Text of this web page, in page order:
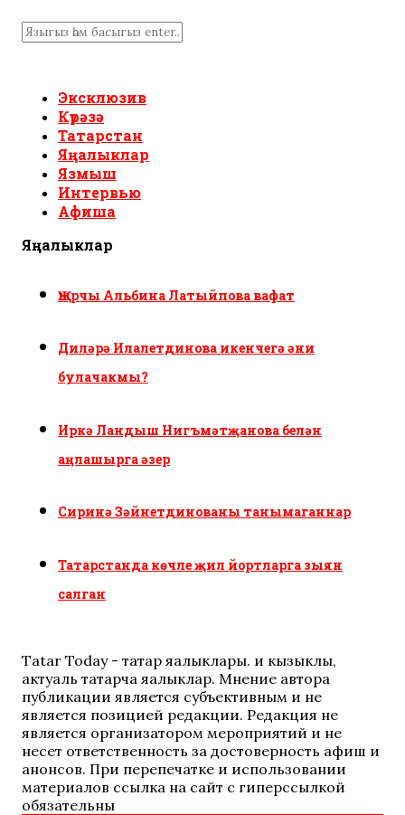
Эксклюзив
Күрәзә
Татарстан
Яңалыклар
Язмыш
Интервью
Афиша
Яңалыклар
Җырчы Альбина Латыйпова вафат
Диләрә Илалетдинова икенчегә әни
булачакмы?
Иркә Ландыш Нигъмәтҗанова белән
аңлашырга әзер
Сиринә Зәйнетдинованы танымаганнар
Татарстанда көчле җил йортларга зыян
салган
Tatar Today - татар яңалыклары. иң кызыклы,
актуаль татарча яңалыклар. Мнение автора
публикации является субъективным и не
является позицией редакции. Редакция не
является организатором мероприятий и не
несет ответственность за достоверность афиш и
анонсов. При перепечатке и использовании
материалов ссылка на сайт с гиперссылкой
обязательны